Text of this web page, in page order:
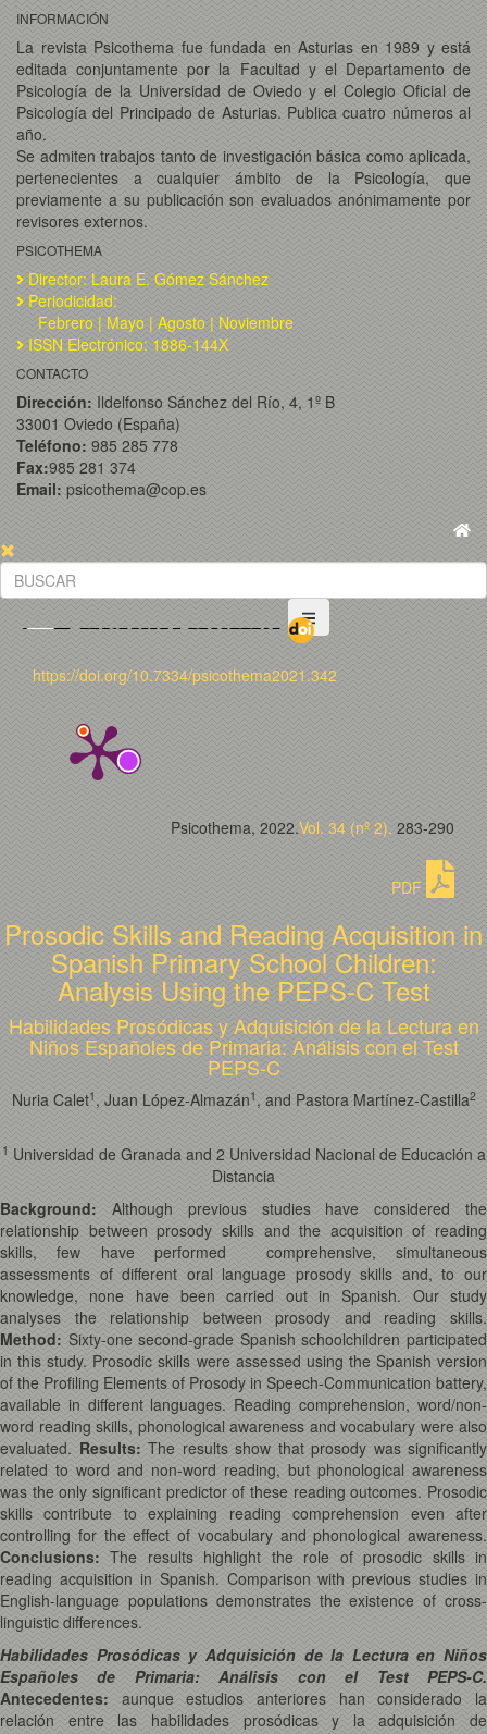
INFORMACIÓN
La revista Psicothema fue fundada en Asturias en 1989 y está
editada conjuntamente por la Facultad y el Departamento de
Psicología de la Universidad de Oviedo y el Colegio Oficial de
Psicología del Principado de Asturias. Publica cuatro números al
año.
Se admiten trabajos tanto de investigación básica como aplicada,
pertenecientes a cualquier ámbito de la Psicología, que
previamente a su publicación son evaluados anónimamente por
revisores externos.
PSICOTHEMA
Director: Laura E. Gómez Sánchez
Periodicidad:
Febrero | Mayo | Agosto | Noviembre
ISSN Electrónico: 1886-144X
CONTACTO
Dirección: Ildelfonso Sánchez del Río, 4, 1º B
33001 Oviedo (España)
Teléfono: 985 285 778
Fax:985 281 374
Email: psicothema@cop.es
https://doi.org/10.7334/psicothema2021.342
Psicothema, 2022.Vol. 34 (nº 2). 283-290
PDF
Prosodic Skills and Reading Acquisition in
Spanish Primary School Children:
Analysis Using the PEPS-C Test
Habilidades Prosódicas y Adquisición de la Lectura en
Niños Españoles de Primaria: Análisis con el Test
PEPS-C
Nuria Calet1 , Juan López-Almazán1 , and Pastora Martínez-Castilla2
1 Universidad de Granada and 2 Universidad Nacional de Educación a
Distancia
Background: Although previous studies have considered the
relationship between prosody skills and the acquisition of reading
skills, few have performed comprehensive, simultaneous
assessments of different oral language prosody skills and, to our
knowledge, none have been carried out in Spanish. Our study
analyses the relationship between prosody and reading skills.
Method: Sixty-one second-grade Spanish schoolchildren participated
in this study. Prosodic skills were assessed using the Spanish version
of the Profiling Elements of Prosody in Speech-Communication battery,
available in different languages. Reading comprehension, word/non-
word reading skills, phonological awareness and vocabulary were also
evaluated. Results: The results show that prosody was significantly
related to word and non-word reading, but phonological awareness
was the only significant predictor of these reading outcomes. Prosodic
skills contribute to explaining reading comprehension even after
controlling for the effect of vocabulary and phonological awareness.
Conclusions: The results highlight the role of prosodic skills in
reading acquisition in Spanish. Comparison with previous studies in
English-language populations demonstrates the existence of cross-
linguistic differences.
Habilidades Prosódicas y Adquisición de la Lectura en Niños
Españoles de Primaria: Análisis con el Test PEPS-C.
Antecedentes: aunque estudios anteriores han considerado la
relación entre las habilidades prosódicas y la adquisición de